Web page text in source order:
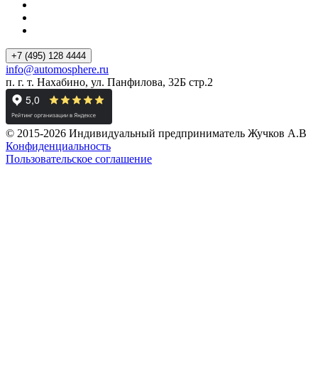
+7 (495) 128 4444
info@automosphere.ru
п. г. т. Нахабино, ул. Панфилова, 32Б стр.2
© 2015-2026 Индивидуальный предприниматель Жучков А.В
Конфиденциальность
Пользовательское соглашение